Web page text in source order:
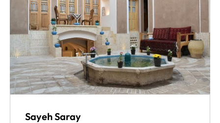
Sayeh Saray